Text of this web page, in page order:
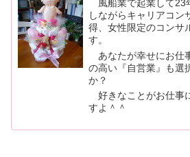
風船業で起業して23
しながらキャリアコン
得、女性限定のコンサ
す。
あなたが幸せにお仕
の高い『自営業』も選
か？
好きなことがお仕事
すよ＾＾